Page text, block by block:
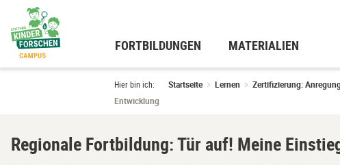
Hauptinhalt
wechseln
FORTBILDUNGEN MATERIALIEN
Hier bin ich: Startseite Lernen Zertifizierung:
Entwicklung
Regionale Fortbildung: Tür auf! Meine